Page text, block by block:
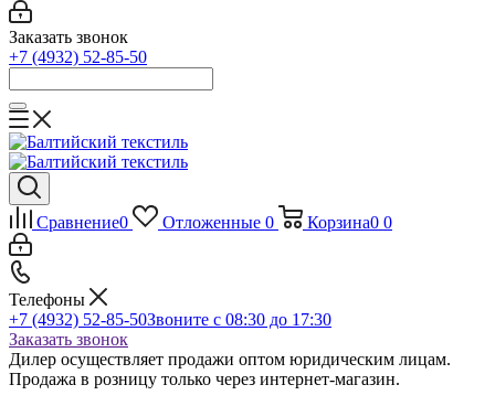
Заказать звонок
+7 (4932) 52-85-50
Сравнение0 Отложенные 0 Корзина0 0
Телефоны
+7 (4932) 52-85-50Звоните с 08:30 до 17:30
Заказать звонок
Дилер осуществляет продажи оптом юридическим лицам.
Продажа в розницу только через интернет-магазин.